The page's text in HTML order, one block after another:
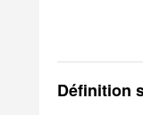
Définition